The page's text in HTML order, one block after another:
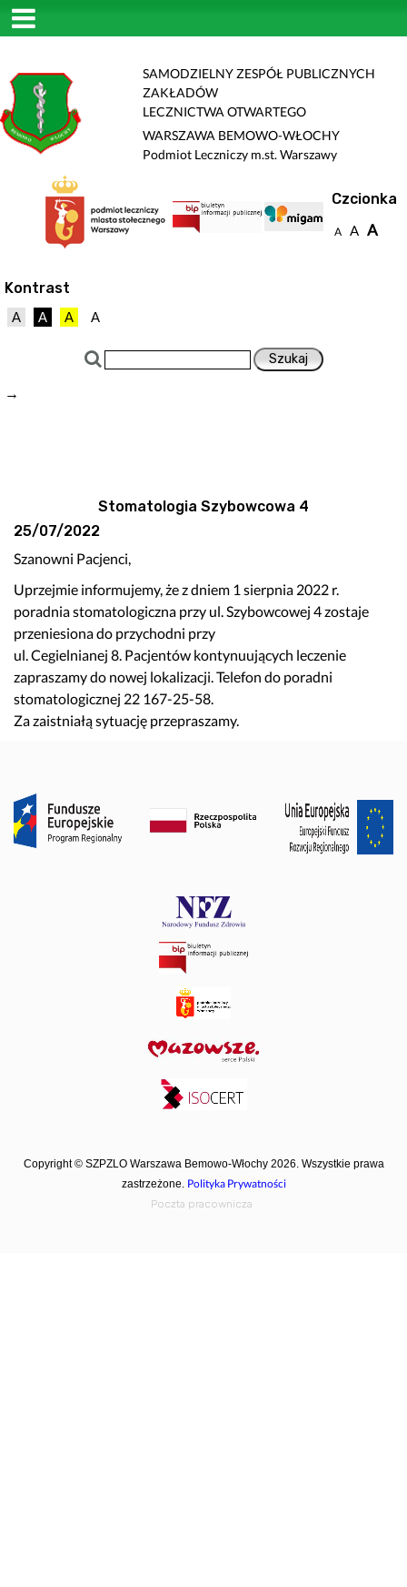
SAMODZIELNY ZESPÓŁ PUBLICZNYCH
ZAKŁADÓW
LECZNICTWA OTWARTEGO
WARSZAWA BEMOWO-WŁOCHY
Podmiot Leczniczy m.st. Warszawy
Czcionka
A A A
Kontrast
A A A A
→
Stomatologia Szybowcowa 4
25/07/2022
Szanowni Pacjenci,
Uprzejmie informujemy, że z dniem 1 sierpnia 2022 r.
poradnia stomatologiczna przy ul. Szybowcowej 4 zostaje
przeniesiona do przychodni przy
ul. Cegielnianej 8. Pacjentów kontynuujących leczenie
zapraszamy do nowej lokalizacji. Telefon do poradni
stomatologicznej 22 167-25-58.
Za zaistniałą sytuację przepraszamy.
Copyright © SZPZLO Warszawa Bemowo-Włochy 2026. Wszystkie prawa
zastrzeżone. Polityka Prywatności
Poczta pracownicza